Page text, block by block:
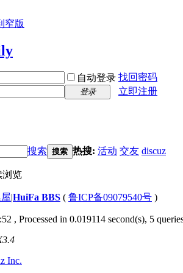
窄版
自动登录 找回密码
登录
立即注册
搜索 搜索 热搜: 活动 交友 discuz
浏览
|HuiFa BBS ( 鲁ICP备09079540号 )
, Processed in 0.019114 second(s), 5
Inc.